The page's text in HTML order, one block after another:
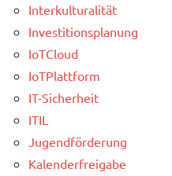
Interkulturalität
Investitionsplanung
IoTCloud
IoTPlattform
IT-Sicherheit
ITIL
Jugendförderung
Kalenderfreigabe